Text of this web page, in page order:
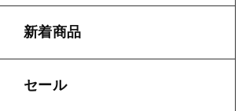
新着商品
セール